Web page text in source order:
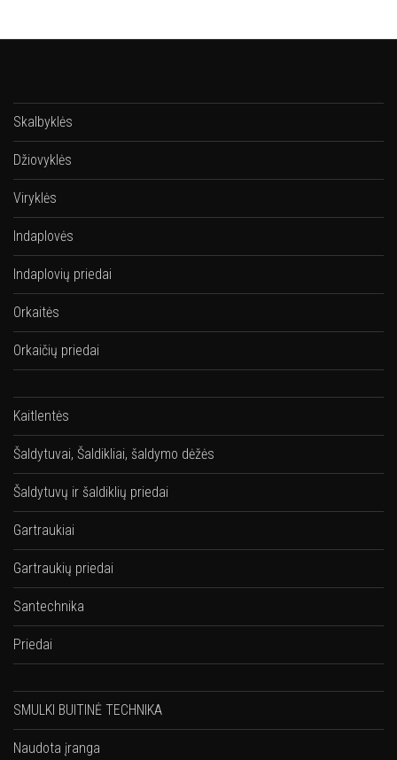
Skalbyklės
Džiovyklės
Viryklės
Indaplovės
Indaplovių priedai
Orkaitės
Orkaičių priedai
Kaitlentės
Šaldytuvai, Šaldikliai, šaldymo dėžės
Šaldytuvų ir šaldiklių priedai
Gartraukiai
Gartraukių priedai
Santechnika
Priedai
SMULKI BUITINĖ TECHNIKA
Naudota įranga